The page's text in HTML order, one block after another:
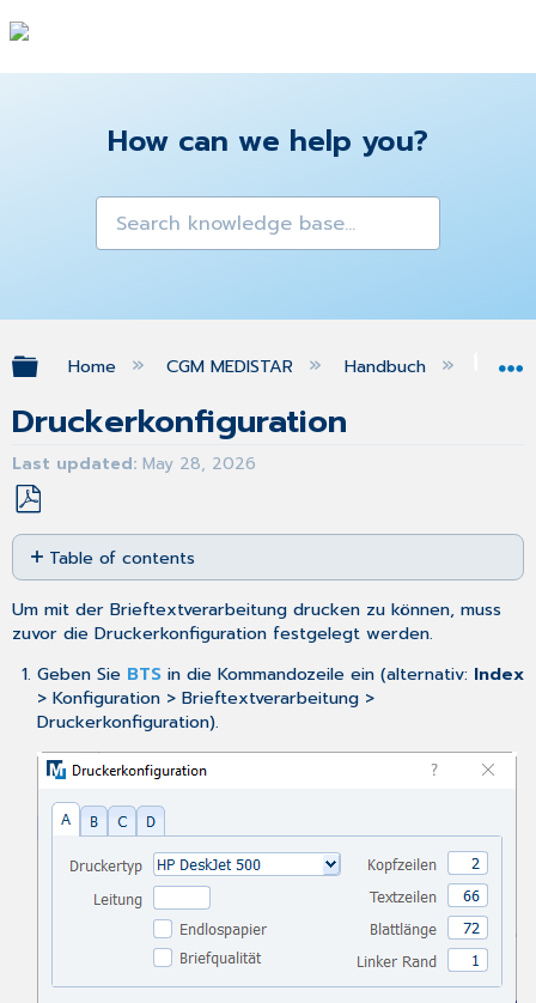
How can we help you?
Expand/collapse global hierarchy
Home CGM MEDISTAR Handbuch
Druckerkonfiguration
Last updated May 28, 2026
Save
as
PDF
Table of contents
No
headers
Um mit der Brieftextverarbeitung drucken zu können, muss
zuvor die Druckerkonfiguration festgelegt werden.
Geben Sie BTSin die Kommandozeile ein (alternativ: Index
> Konfiguration > Brieftextverarbeitung >
Druckerkonfiguration).